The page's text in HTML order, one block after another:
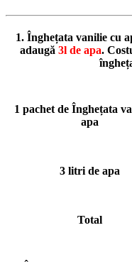
1. Înghețata vanilie cu
adaugă 3l de apa.
1 pachet de Înghețata
apa
3 litri de apa
Total